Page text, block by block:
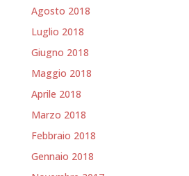
Agosto 2018
Luglio 2018
Giugno 2018
Maggio 2018
Aprile 2018
Marzo 2018
Febbraio 2018
Gennaio 2018